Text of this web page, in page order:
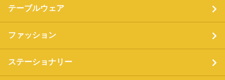
テーブルウェア
ファッション
ステーショナリー